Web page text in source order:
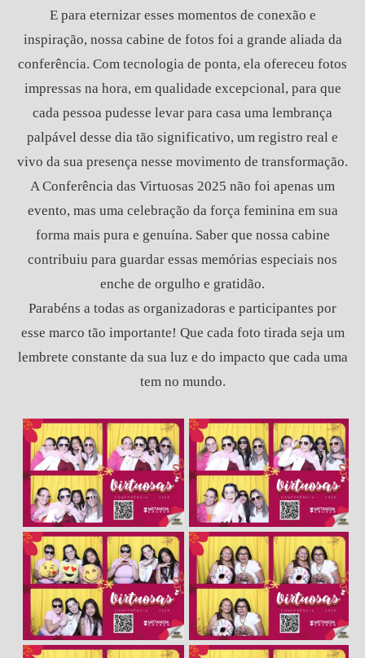
E para eternizar esses momentos de conexão e
inspiração, nossa cabine de fotos foi a grande aliada da
conferência. Com tecnologia de ponta, ela ofereceu fotos
impressas na hora, em qualidade excepcional, para que
cada pessoa pudesse levar para casa uma lembrança
palpável desse dia tão significativo, um registro real e
vivo da sua presença nesse movimento de transformação.
A Conferência das Virtuosas 2025 não foi apenas um
evento, mas uma celebração da força feminina em sua
forma mais pura e genuína. Saber que nossa cabine
contribuiu para guardar essas memórias especiais nos
enche de orgulho e gratidão.
Parabéns a todas as organizadoras e participantes por
esse marco tão importante! Que cada foto tirada seja um
lembrete constante da sua luz e do impacto que cada uma
tem no mundo.